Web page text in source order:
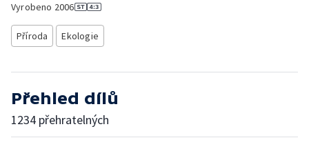
Vyrobeno 2006
Příroda Ekologie
Přehled dílů
1234 přehratelných